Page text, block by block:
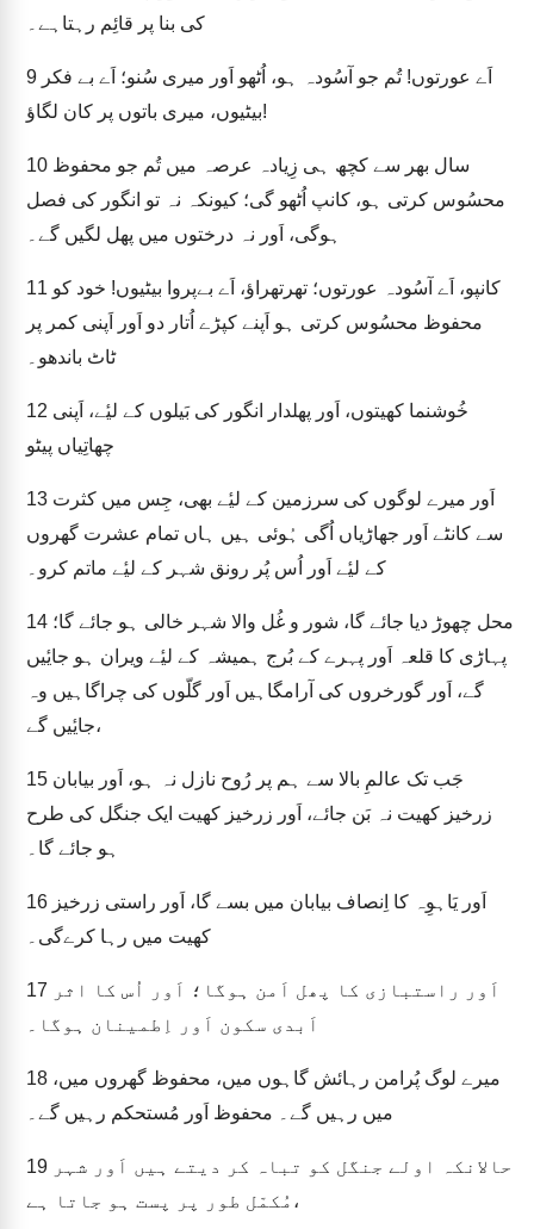
کی بنا پر قائِم رہتاہے۔
9
بیٹیوں، میری باتوں پر کان لگاؤ!
10
محسُوس کرتی ہو، کانپ اُٹھو گی؛ کیونکہ نہ تو انگور کی فصل
ہوگی، اَور نہ درختوں میں پھل لگیں گے۔
11
محفوظ محسُوس کرتی ہو اَپنے کپڑے اُتار دو اَور اَپنی کمر پر
ٹاٹ باندھو۔
12
چھاتِیاں پیٹو
13
سے کانٹے اَور جھاڑیاں اُگی ہُوئی ہیں ہاں تمام عشرت گھروں
کے لیٔے اَور اُس پُر رونق شہر کے لیٔے ماتم کرو۔
14
پہاڑی کا قلعہ اَور پہرے کے بُرج ہمیشہ کے لیٔے ویران ہو جایٔیں
گے، اَور گورخروں کی آرامگاہیں اَور گلّوں کی چراگاہیں وہ
جایٔیں گے،
15
زرخیز کھیت نہ بَن جائے، اَور زرخیز کھیت ایک جنگل کی طرح
ہو جائے گا۔
16
کھیت میں رہا کرےگی۔
17
اَبدی سکون اَور اِطمینان ہوگا۔
18
میں رہیں گے۔ محفوظ اَور مُستحکم رہیں گے۔
19
مُکمّل طور پر پست ہو جاتا ہے،